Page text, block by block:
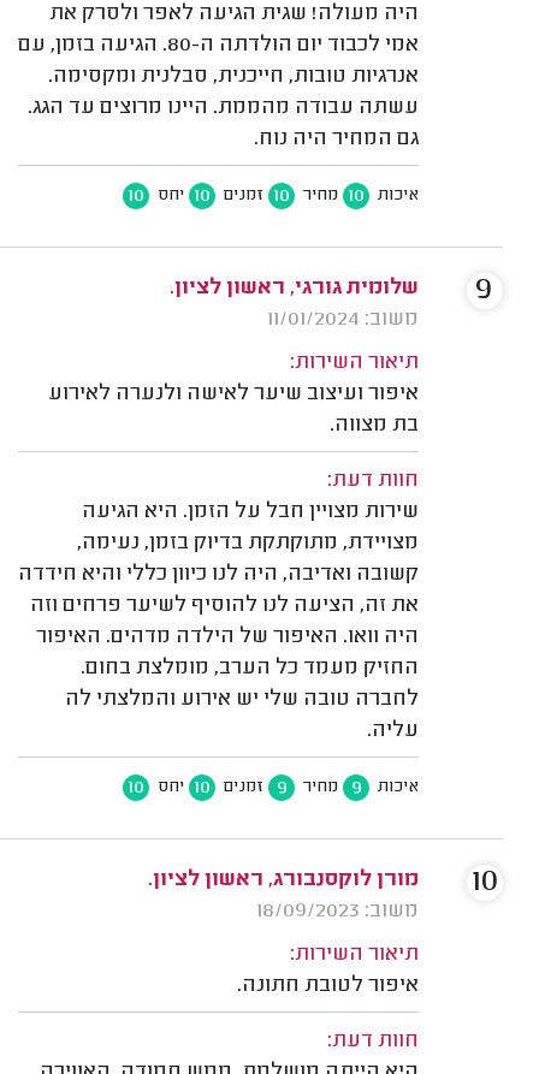
היה מעולה! שגית הגיעה לאפר ולסרק את
אמי לכבוד יום הולדתה ה-80. הגיעה בזמן, עם
אנרגיות טובות, חייכנית, סבלנית ומקסימה.
עשתה עבודה מהממת. היינו מרוצים עד הגג.
גם המחיר היה נוח.
איכות 10 מחיר 10 זמנים 10 יחס 10
שלומית גורגי, ראשון לציון.
משוב: 11/01/2024
תיאור השירות:
איפור ועיצוב שיער לאישה ולנערה לאירוע
בת מצווה.
חוות דעת:
שירות מצויין חבל על הזמן. היא הגיעה
מצויידת, מתוקתקת בדיוק בזמן, נעימה,
קשובה ואדיבה, היה לנו כיוון כללי והיא חידדה
את זה, הציעה לנו להוסיף לשיער פרחים וזה
היה וואו. האיפור של הילדה מדהים. האיפור
החזיק מעמד כל הערב, מומלצת בחום.
לחברה טובה שלי יש אירוע והמלצתי לה
עליה.
איכות 9 מחיר 9 זמנים 10 יחס 10
9
מורן לוקסנבורג, ראשון לציון.
משוב: 18/09/2023
תיאור השירות:
איפור לטובת חתונה.
חוות דעת:
10